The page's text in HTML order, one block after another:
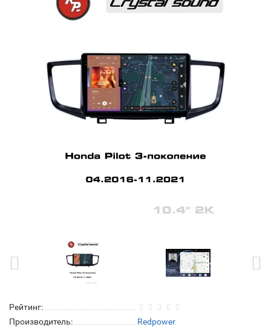
Рейтинг:
Производитель:
Redpower